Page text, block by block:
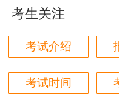
时，上午三小时，下
份，当天改完后，
家对比不合格的试
不能进入下阶段的
第二阶段：评卷
用户m5****68
平台历史购买的课程
用户m2****68
老师讲的很细致很认
心，听了老师的课很
考生关注
考试介绍
考试时间